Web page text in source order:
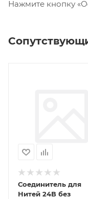
Нажмите кнопку
Соединитель для
Нитей 24В без